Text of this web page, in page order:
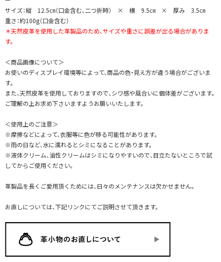
サイズ：縦 12.5㎝（口金含む、二つ折時） × 横 9.5㎝ × 厚み 3.5㎝
重さ：約100g（口金含む）
＊天然皮革を使用した革製品のため、サイズや重さに誤差が出る場合がありま
す。
＜商品画像について＞
お使いのディスプレイ環境等によって、商品の色・見え方が違う場合がございま
す。
また、天然皮革を使用しておりますので、シワ感や風合いに個体差がございます。
ご理解の上お求め下さいますようお願いいたします。
＜使用上のご注意＞
※摩擦などによって、衣服等に色が移る可能性があります。
※雨の日など、水に濡れるとシミになることがあります。
※液体クリーム、油性クリームはシミになりやすいので、目立たないところで試
してからご使用ください。
革製品を長くご愛用頂くためには、日々のメンテナンスは欠かせません。
お直しについては、下記リンクにてご説明させて頂きます。